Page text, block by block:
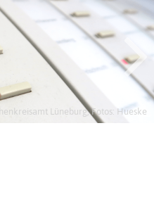
Lüneburg, Fotos: Hueske